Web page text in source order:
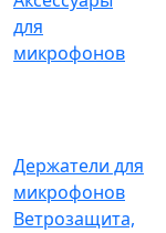
для
микрофонов
Держатели для
микрофонов
Ветрозащита,